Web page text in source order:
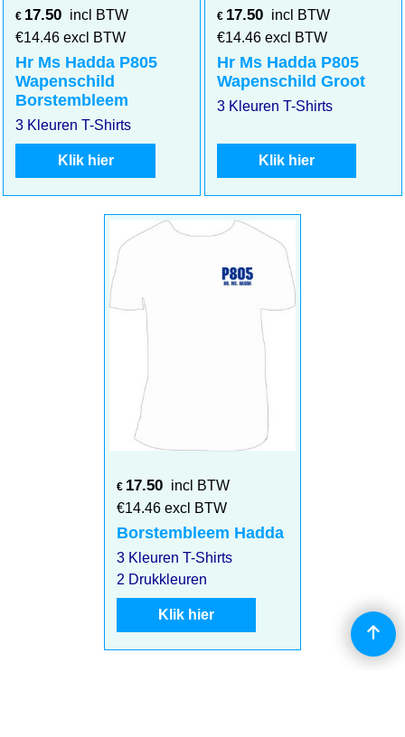
€ 17.50 incl BTW
€14.46 excl BTW
Hr Ms Hadda P805
Wapenschild
Borstembleem
3 Kleuren T-Shirts
Klik hier
€ 17.50 incl BTW
€14.46 excl BTW
Hr Ms Hadda P805
Wapenschild Groot
3 Kleuren T-Shirts
Klik hier
€ 17.50
incl BTW
€14.46 excl BTW
Borstembleem Hadda
3 Kleuren T-Shirts
2 Drukkleuren
Klik hier